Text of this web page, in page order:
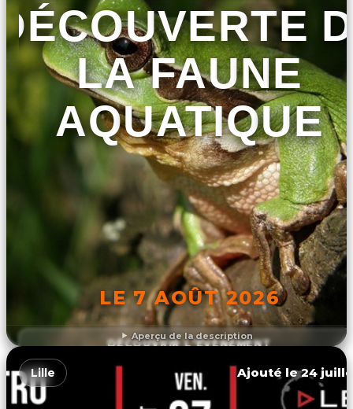
Aperçu de la description
LA FAUNE
AQUATIQUE
LE 7 AOÛT 2026
DÉCOUVRIR L'ÉVÉNEMENT
Lille Ajouté le 24